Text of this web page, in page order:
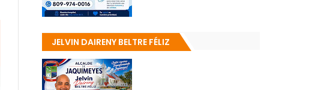
JELVIN DAIRENY BELTRE FÉLIZ